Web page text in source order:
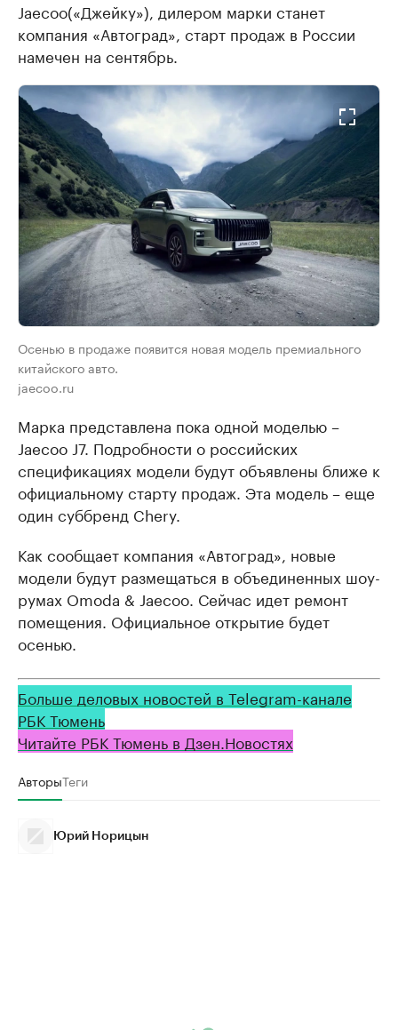
Jaecoo(«Джейку»), дилером марки станет
компания «Автоград», старт продаж в России
намечен на сентябрь.
Осенью в продаже появится новая модель премиального
китайского авто.
jaecoo.ru
Марка представлена пока одной моделью –
Jaecoo J7. Подробности о российских
спецификациях модели будут объявлены ближе к
официальному старту продаж. Эта модель – еще
один суббренд Chery.
Как сообщает компания «Автоград», новые
модели будут размещаться в объединенных шоу-
румах Omoda & Jaecoo. Сейчас идет ремонт
помещения. Официальное открытие будет
осенью.
Больше деловых новостей в Telegram-канале
РБК Тюмень
Читайте РБК Тюмень в Дзен.Новостях
АвторыТеги
Юрий Норицын